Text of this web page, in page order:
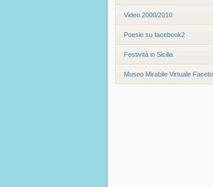
Video 2000/2010
Poesie su facebook2
Festività in Sicilia
Museo Mirabile Virtuale